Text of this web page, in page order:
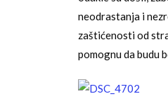
neodrastanja i
zaštićenosti od
pomognu da budu